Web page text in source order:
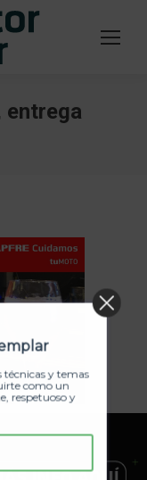
entrega
técnicas y temas
como un
respetuoso y